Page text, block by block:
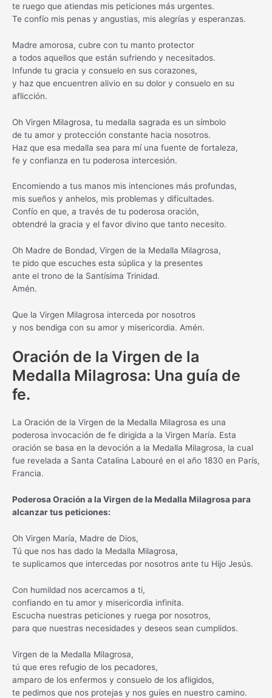
te ruego que atiendas mis peticiones más urgentes.
Te confío mis penas y angustias, mis alegrías y esperanzas.
Madre amorosa, cubre con tu manto protector
a todos aquellos que están sufriendo y necesitados.
Infunde tu gracia y consuelo en sus corazones,
y haz que encuentren alivio en su dolor y consuelo en su
aflicción.
Oh Virgen Milagrosa, tu medalla sagrada es un símbolo
de tu amor y protección constante hacia nosotros.
Haz que esa medalla sea para mí una fuente de fortaleza,
fe y confianza en tu poderosa intercesión.
Encomiendo a tus manos mis intenciones más profundas,
mis sueños y anhelos, mis problemas y dificultades.
Confío en que, a través de tu poderosa oración,
obtendré la gracia y el favor divino que tanto necesito.
Oh Madre de Bondad, Virgen de la Medalla Milagrosa,
te pido que escuches esta súplica y la presentes
ante el trono de la Santísima Trinidad.
Amén.
Que la Virgen Milagrosa interceda por nosotros
y nos bendiga con su amor y misericordia. Amén.
Oración de la Virgen de la
Medalla Milagrosa: Una guía de
fe.
La Oración de la Virgen de la Medalla Milagrosa es una
poderosa invocación de fe dirigida a la Virgen María. Esta
oración se basa en la devoción a la Medalla Milagrosa, la cual
fue revelada a Santa Catalina Labouré en el año 1830 en París,
Francia.
Poderosa Oración a la Virgen de la Medalla Milagrosa para
alcanzar tus peticiones:
Oh Virgen María, Madre de Dios,
Tú que nos has dado la Medalla Milagrosa,
te suplicamos que intercedas por nosotros ante tu Hijo Jesús.
Con humildad nos acercamos a ti,
confiando en tu amor y misericordia infinita.
Escucha nuestras peticiones y ruega por nosotros,
para que nuestras necesidades y deseos sean cumplidos.
Virgen de la Medalla Milagrosa,
tú que eres refugio de los pecadores,
amparo de los enfermos y consuelo de los afligidos,
te pedimos que nos protejas y nos guíes en nuestro camino.